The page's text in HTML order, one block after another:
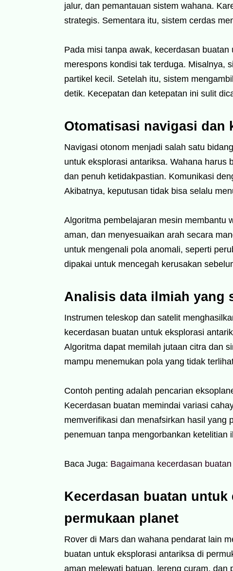
jalur, dan pemantauan sistem wahana.
strategis. Sementara itu, sistem cerdas
Pada misi tanpa awak, kecerdasan
merespons kondisi tak terduga. Misalnya,
partikel kecil. Setelah itu, sistem
detik. Kecepatan dan ketepatan ini sulit
Otomatisasi navigasi dan
Navigasi otonom menjadi salah satu
untuk eksplorasi antariksa. Wahana harus
dan penuh ketidakpastian. Komunikasi
Akibatnya, keputusan tidak bisa selalu
Algoritma pembelajaran mesin membantu
aman, dan menyesuaikan arah secara
untuk mengenali pola anomali, seperti
dipakai untuk mencegah kerusakan
Analisis data ilmiah yang
Instrumen teleskop dan satelit
kecerdasan buatan untuk eksplorasi
Algoritma dapat memilah jutaan citra dan
mampu menemukan pola yang tidak
Contoh penting adalah pencarian
Kecerdasan buatan memindai variasi
memverifikasi dan menafsirkan hasil yang
penemuan tanpa mengorbankan ketelitian
Baca Juga: Bagaimana kecerdasan
Kecerdasan buatan
permukaan planet
Rover di Mars dan wahana pendarat lain
buatan untuk eksplorasi antariksa di
aman melewati batuan, lereng curam, dan